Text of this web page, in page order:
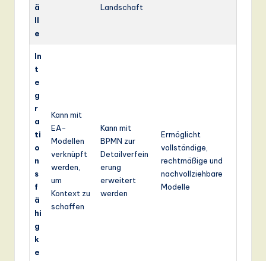
ä
ll
e
Landschaft
In
t
e
g
r
a
ti
o
n
s
f
ä
hi
g
k
e
Kann mit
EA-
Modellen
verknüpft
werden,
um
Kontext zu
schaffen
Kann mit
BPMN zur
Detailverfein
erung
erweitert
werden
Ermöglicht
vollständige,
rechtmäßige und
nachvollziehbare
Modelle